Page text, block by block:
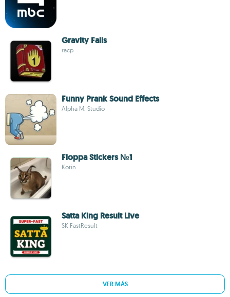
Gravity Falls
racp
Funny Prank Sound Effects
Alpha M. Studio
Floppa Stickers №1
Kotin
Satta King Result Live
SK FastResult
VER MÁS